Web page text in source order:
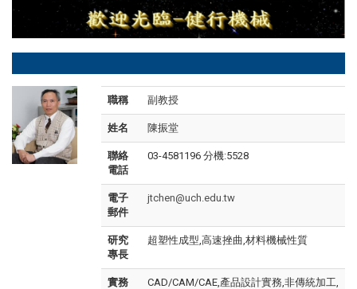
職稱 副教授
姓名 陳振堂
聯絡
電話
03-4581196 分機:5528
電子
郵件
jtchen@uch.edu.tw
研究
專長
超塑性成型,高速挫曲,材料機械性質
實務
CAD/CAM/CAE,產品設計實務,非傳統加工,